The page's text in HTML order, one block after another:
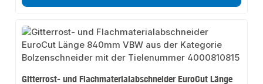
Gitterrost- und Flachmaterialabschneider EuroCut Länge